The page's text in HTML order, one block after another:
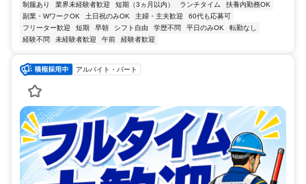
制服あり 業界未経験者歓迎 短期（3ヵ月以内） ランチタイム
扶養内勤務OK
副業・WワークOK
土日祝のみOK 主婦・主夫歓迎
60代も応募可
フリーター歓迎
短期 早朝 シフト自由 学歴不問 平日のみOK
転勤なし
経験不問
未経験者歓迎 午前 経験者歓迎
アルバイト・パート